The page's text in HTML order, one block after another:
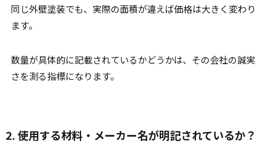
同じ外壁塗装でも、実際の面積が違えば価格は大きく変わり
ます。
数量が具体的に記載されているかどうかは、その会社の誠実
さを測る指標になります。
2. 使用する材料・メーカー名が明記されているか？